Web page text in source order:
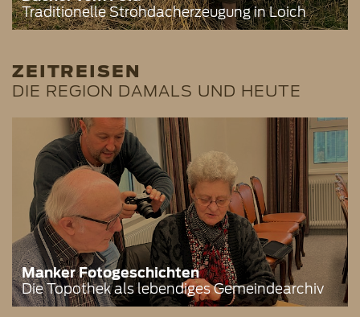
Traditionelle Strohdacherzeugung in Loich
ZEITREISEN
DIE REGION DAMALS UND HEUTE
Manker Fotogeschichten
Die Topothek als lebendiges Gemeindearchiv